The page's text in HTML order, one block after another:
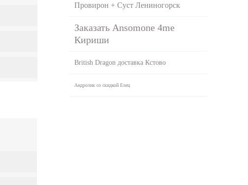
Провирон + Суст Лениногорск
Заказать Ansomone 4me
Кириши
British Dragon доставка Кстово
Андролик со скидкой Елец